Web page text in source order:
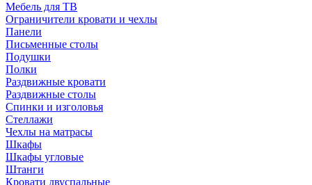
Мебель для ТВ
Ограничители кровати и чехлы
Панели
Письменные столы
Подушки
Полки
Раздвижные кровати
Раздвижные столы
Спинки и изголовья
Стеллажи
Чехлы на матрасы
Шкафы
Шкафы угловые
Штанги
Кровати двуспальные